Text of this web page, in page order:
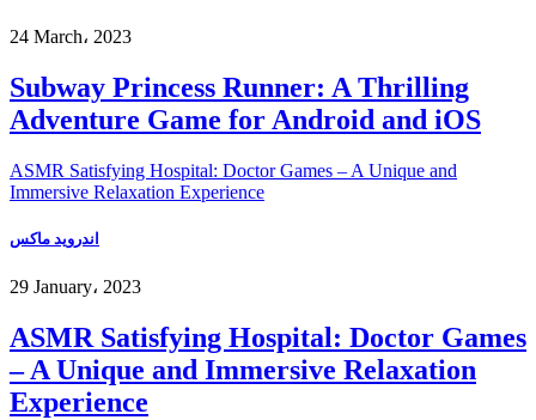
24 March، 2023
Subway Princess Runner: A Thrilling
Adventure Game for Android and iOS
ASMR Satisfying Hospital: Doctor Games – A Unique and
Immersive Relaxation Experience
اندرويد ماكس
29 January، 2023
ASMR Satisfying Hospital: Doctor Games
– A Unique and Immersive Relaxation
Experience